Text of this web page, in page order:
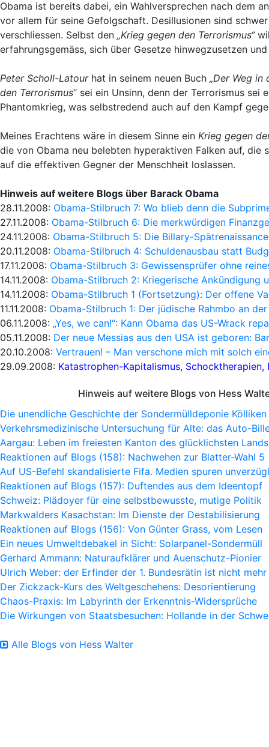
Obama ist bereits dabei, ein Wahlversprechen nach dem
vor allem für seine Gefolgschaft. Desillusionen sind
verschliessen. Selbst den „Krieg gegen den Terrorismus“
erfahrungsgemäss, sich über Gesetze hinwegzusetzen
Peter Scholl-Latourhat in seinem neuen Buch „Der Weg in
den Terrorismus“ sei ein Unsinn, denn der Terrorismus
Phantomkrieg, was selbstredend auch auf den Kampf
Meines Erachtens wäre in diesem Sinne ein Krieg gegen
die von Obama neu belebten hyperaktiven Falken auf,
auf die effektiven Gegner der Menschheit loslassen.
Hinweis auf weitere Blogs über Barack Obama
28.11.2008: Obama-Stilbruch 7: Wo blieb denn die
27.11.2008: Obama-Stilbruch 6: Die merkwürdigen
24.11.2008: Obama-Stilbruch 5: Die Billary-
20.11.2008: Obama-Stilbruch 4: Schuldenausbau statt
17.11.2008: Obama-Stilbruch 3: Gewissensprüfer ohne
14.11.2008: Obama-Stilbruch 2: Kriegerische Ankündigung
14.11.2008: Obama-Stilbruch 1 (Fortsetzung): Der offene
11.11.2008: Obama-Stilbruch 1: Der jüdische Rahmbo an
06.11.2008: „Yes, we can!“: Kann Obama das US-Wrack
05.11.2008: Der neue Messias aus den USA ist geboren:
20.10.2008: Vertrauen! – Man verschone mich mit solch
29.09.2008: Katastrophen-Kapitalismus, Schocktherapien,
Hinweis auf weitere Blogs von Hess
Die unendliche Geschichte der Sondermülldeponie Kölliken
Verkehrsmedizinische Untersuchung für Alte: das Auto-
Aargau: Leben im freiesten Kanton des glücklichsten Lands
Reaktionen auf Blogs (158): Nachwehen zur Blatter-Wahl 5
Auf US-Befehl skandalisierte Fifa. Medien spuren
Reaktionen auf Blogs (157): Duftendes aus dem Ideentopf
Schweiz: Plädoyer für eine selbstbewusste, mutige Politik
Markwalders Kasachstan: Im Dienste der Destabilisierung
Reaktionen auf Blogs (156): Von Günter Grass, vom Lesen
Ein neues Umweltdebakel in Sicht: Solarpanel-Sondermüll
Gerhard Ammann: Naturaufklärer und Auenschutz-Pionier
Ulrich Weber: der Erfinder der 1. Bundesrätin ist nicht mehr
Der Zickzack-Kurs des Weltgeschehens: Desorientierung
Chaos-Praxis: Im Labyrinth der Erkenntnis-Widersprüche
Die Wirkungen von Staatsbesuchen: Hollande in der
Alle Blogs von Hess Walter